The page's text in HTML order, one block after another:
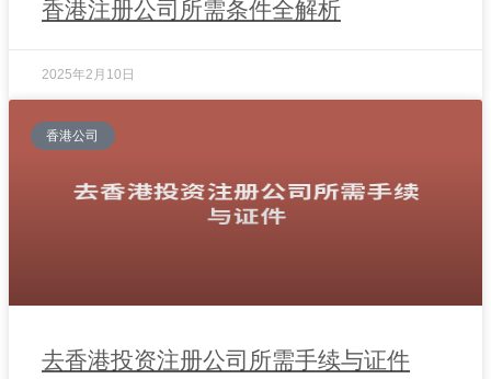
香港注册公司所需条件全解析
2025年2月10日
香港公司
去香港投资注册公司所需手续与证件